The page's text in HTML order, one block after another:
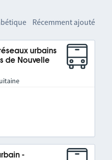
Récemment ajouté
urbains
de Nouvelle
-